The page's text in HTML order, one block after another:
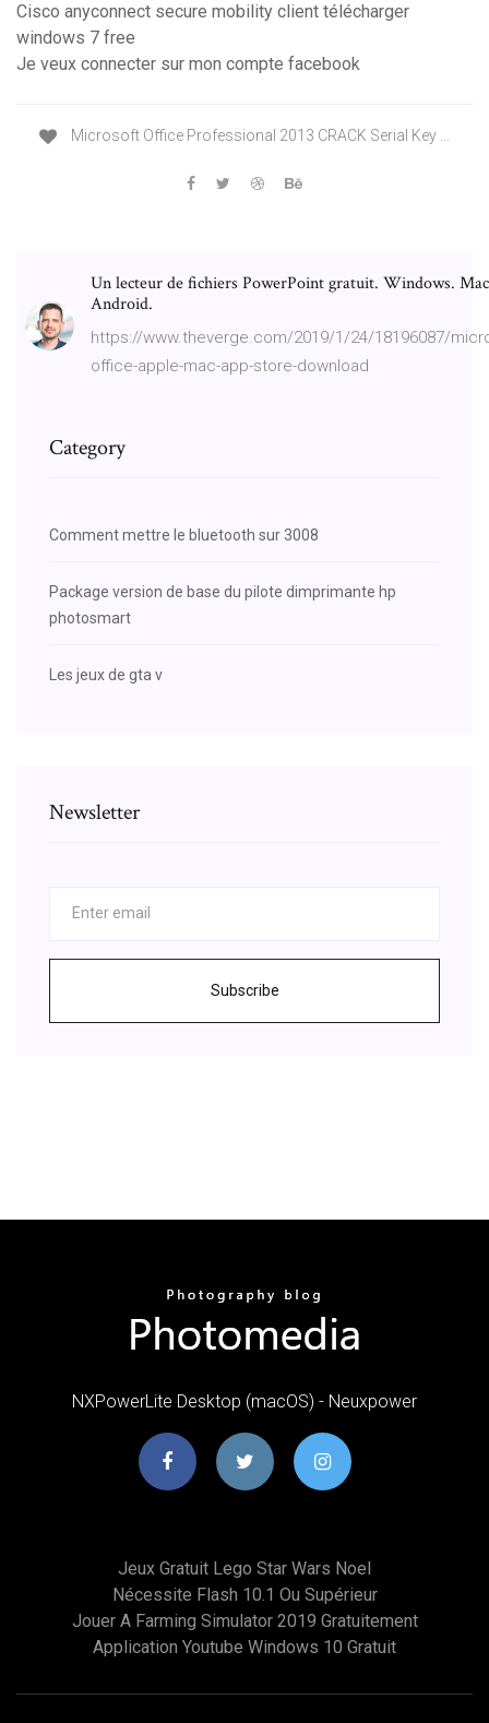
Cisco anyconnect secure mobility client télécharger
windows 7 free
Je veux connecter sur mon compte facebook
Microsoft Office Professional 2013 CRACK Serial Key ...
Un lecteur de fichiers PowerPoint gratuit. Windows.
Android.
https://www.theverge.com/2019/1/24/18196087/
office-apple-mac-app-store-download
Category
Comment mettre le bluetooth sur 3008
Package version de base du pilote dimprimante hp
photosmart
Les jeux de gta v
Newsletter
Subscribe
NXPowerLite Desktop (macOS) - Neuxpower
Jeux Gratuit Lego Star Wars Noel
Nécessite Flash 10.1 Ou Supérieur
Jouer A Farming Simulator 2019 Gratuitement
Application Youtube Windows 10 Gratuit